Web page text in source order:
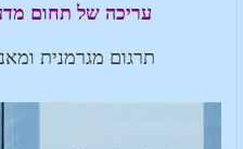
עריכה של תחום
תרגום מגרמנית